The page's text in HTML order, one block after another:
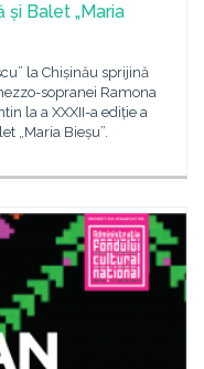
Balet „Maria
la Chișinău sprijină
sopranei Ramona
la a XXXII-a ediție a
„Maria Bieșu”.